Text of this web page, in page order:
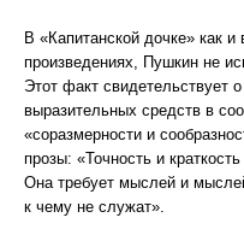
В «Капитанской дочке» как и
произведениях, Пушкин не
Этот факт свидетельствует
выразительных средств в
«соразмерности и
прозы: «Точность и
Она требует мыслей и
к чему не служат».